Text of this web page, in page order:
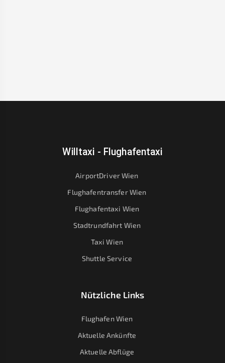
Willtaxi - Flughafentaxi
AirportDriver Wien
Flughafentransfer Wien
Flughafentaxi Wien
Stadtrundfahrt Wien
Taxi Wien
Shuttle Service
Nützliche Links
Flughafen Wien
Aktuelle Ankünfte
Aktuelle Abflüge